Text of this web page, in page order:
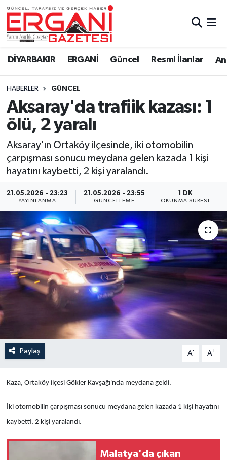
DİYARBAKIR ERGANİ Güncel Resmi İlanlar
HABERLER GÜNCEL
Aksaray'da trafiik kazası: 1
ölü, 2 yaralı
Aksaray'ın Ortaköy ilçesinde, iki otomobilin
çarpışması sonucu meydana gelen kazada 1 kişi
hayatını kaybetti, 2 kişi yaralandı.
21.05.2026 - 23:23
YAYINLANMA
21.05.2026 - 23:55
GÜNCELLEME
1 DK
OKUNMA SÜRESI
Paylaş A- A+
Kaza, Ortaköy ilçesi Gökler Kavşağı'nda meydana geldi.
İki otomobilin çarpışması sonucu meydana gelen kazada 1 kişi hayatını
kaybetti, 2 kişi yaralandı.
Malatya'da çıkan
DİYARBAKIR
BİSMİL
BAĞLAR
ERGANİ
Güncel
Eği̇ti̇m
Resmi İlanlar
Sağlık
Si̇yaset
Spor
Yaşam
Anali̇z
Bi̇li̇m & Teknoloji̇
Eği̇ti̇m
Ergani Nöbetçi Eczaneler
Ergani Hava Durumu
Ergani Trafik Yoğunluk Haritası
Süper Lig Puan Durumu ve Fikstür
Tüm Manşetler
Son Dakika Haberleri
Haber Arşivi